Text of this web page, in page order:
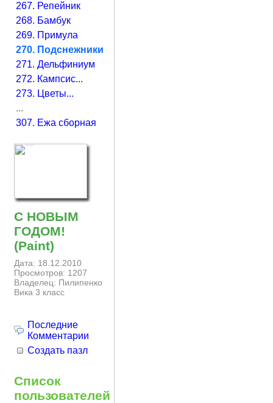
267. Репейник
268. Бамбук
269. Примула
270. Подснежники
271. Дельфиниум
272. Кампсис...
273. Цветы...
...
307. Ежа сборная
С НОВЫМ
ГОДОМ!
(Paint)
Дата: 18.12.2010
Просмотров: 1207
Владелец: Пилипенко
Вика 3 класс
Последние
Комментарии
Создать пазл
Список
пользователей